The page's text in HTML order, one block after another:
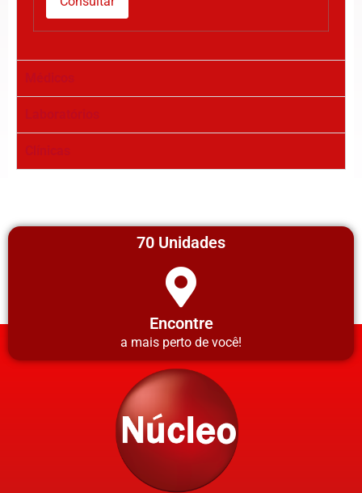
70 Unidades
Encontre
a mais perto de você!